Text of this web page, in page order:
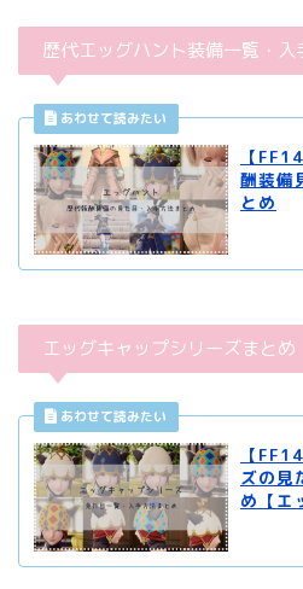
歴代エッグハント装備一覧・入
【
酬装備
とめ
エッグキャップシリーズまとめ
【
ズの見
め【エ